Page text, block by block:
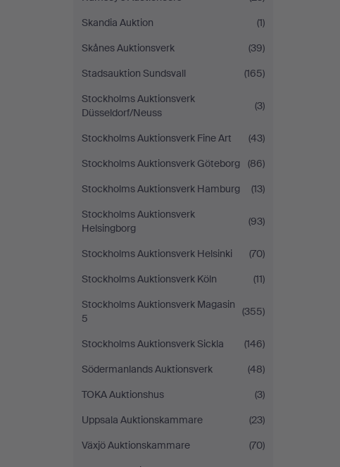
Skandia Auktion
(1)
Skånes Auktionsverk
(39)
Stadsauktion Sundsvall
(165)
Stockholms Auktionsverk
Düsseldorf/Neuss
(3)
Stockholms Auktionsverk Fine Art
(43)
Stockholms Auktionsverk Göteborg
(86)
Stockholms Auktionsverk Hamburg
(13)
Stockholms Auktionsverk
Helsingborg
(93)
Stockholms Auktionsverk Helsinki
(70)
Stockholms Auktionsverk Köln
(11)
Stockholms Auktionsverk Magasin
5
(355)
Stockholms Auktionsverk Sickla
(146)
Södermanlands Auktionsverk
(48)
TOKA Auktionshus
(3)
Uppsala Auktionskammare
(23)
Växjö Auktionskammare
(70)